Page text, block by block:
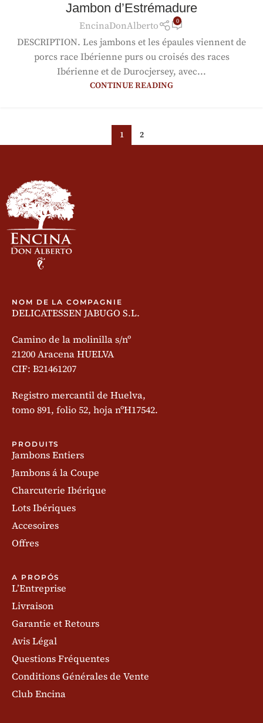
Jambon d’Estrémadure
EncinaDonAlberto 0
DESCRIPTION. Les jambons et les épaules viennent de
porcs race Ibérienne purs ou croisés des races
Ibérienne et de Durocjersey, avec...
CONTINUE READING
1 2
NOM DE LA COMPAGNIE
DELICATESSEN JABUGO S.L.
Camino de la molinilla s/nº
21200 Aracena HUELVA
CIF: B21461207
Registro mercantil de Huelva,
tomo 891, folio 52, hoja nºH17542.
PRODUITS
Jambons Entiers
Jambons á la Coupe
Charcuterie Ibérique
Lots Ibériques
Accesoires
Offres
A PROPÓS
L’Entreprise
Livraison
Garantie et Retours
Avis Légal
Questions Fréquentes
Conditions Générales de Vente
Club Encina